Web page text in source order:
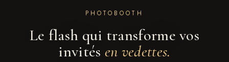
PHOTOBOOTH
Le flash qui transforme vos
invités en vedettes.